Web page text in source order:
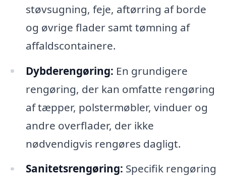
støvsugning, feje, aftørring af borde
og øvrige flader samt tømning af
affaldscontainere.
Dybderengøring: En grundigere
rengøring, der kan omfatte rengøring
af tæpper, polstermøbler, vinduer og
andre overflader, der ikke
nødvendigvis rengøres dagligt.
Sanitetsrengøring: Specifik rengøring